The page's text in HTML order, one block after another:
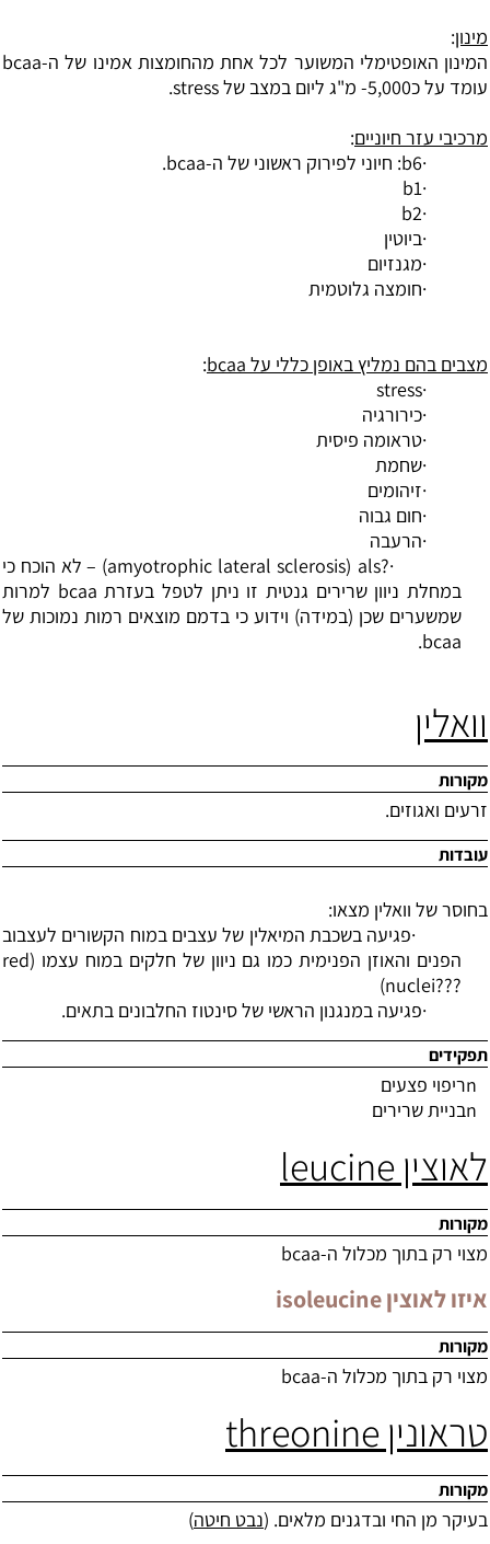
מינון:
המינון האופטימלי המשוער לכל אחת מהחומצות אמינו של ה-bcaa
עומד על כ5,000- מ"ג ליום במצב של
stress
.
מרכיבי עזר חיוניים:
·
6
b: חיוני לפירוק ראשוני של ה-bcaa
.
·
1
b
·
2
b
·ביוטין
·מגנזיום
·חומצה גלוטמית
מצבים בהם נמליץ באופן כללי על bcaa
:
·
stress
·כירורגיה
·טראומה פיסית
·שחמת
·זיהומים
·חום גבוה
·הרעבה
·
?
als
(
amyotrophic lateral sclerosis
)
–לא הוכח כי
במחלת ניוון שרירים גנטית זו ניתן לטפל בעזרת bcaa למרות
שמשערים שכן (במידה) וידוע כי בדמם מוצאים רמות נמוכות של
bcaa
.
וואלין
מקורות
זרעים ואגוזים.
עובדות
בחוסר של וואלין מצאו:
·פגיעה בשכבת המיאלין של עצבים במוח הקשורים לעצבוב
הפנים והאוזן הפנימית כמו גם ניוון של חלקים במוח עצמו (red
nuclei???
)
·פגיעה במנגנון הראשי של סינטוז החלבונים בתאים.
תפקידים
nריפוי פצעים
nבניית שרירים
לאוציןleucine
מקורות
מצוי רק בתוך מכלול ה-bcaa
איזו לאוציןisoleucine
מקורות
מצוי רק בתוך מכלול ה-bcaa
טראוניןthreonine
מקורות
בעיקר מן החי ובדגנים מלאים. (נבט חיטה)